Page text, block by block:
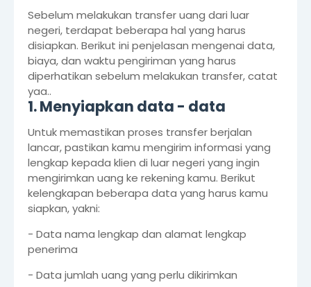
Sebelum melakukan transfer uang dari luar
negeri, terdapat beberapa hal yang harus
disiapkan. Berikut ini penjelasan mengenai data,
biaya, dan waktu pengiriman yang harus
diperhatikan sebelum melakukan transfer, catat
yaa..
1. Menyiapkan data - data
Untuk memastikan proses transfer berjalan
lancar, pastikan kamu mengirim informasi yang
lengkap kepada klien di luar negeri yang ingin
mengirimkan uang ke rekening kamu. Berikut
kelengkapan beberapa data yang harus kamu
siapkan, yakni:
- Data nama lengkap dan alamat lengkap
penerima
- Data jumlah uang yang perlu dikirimkan